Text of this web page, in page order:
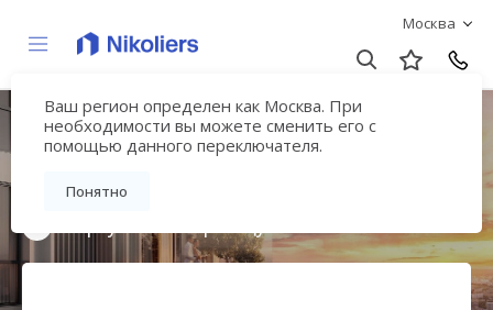
Москва
Ваш регион определен как Москва. При
необходимости вы можете сменить его с
помощью данного переключателя.
Понятно
Мультиквартал
«ВЕЕР»